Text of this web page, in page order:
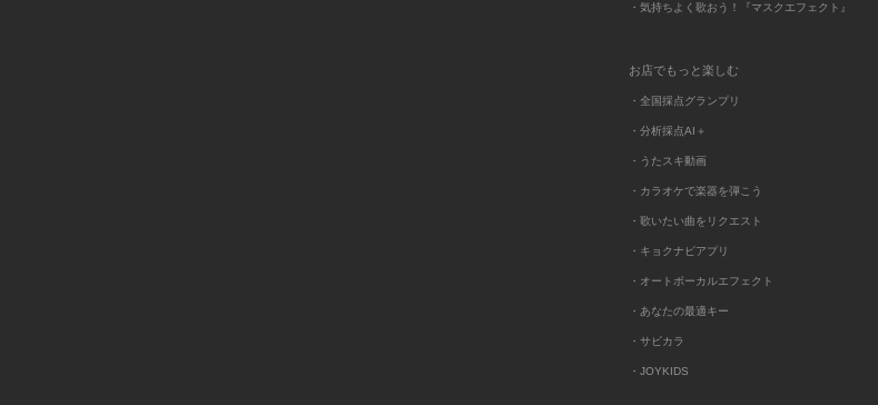
・気持ちよく歌おう！『マスクエフェクト』
お店でもっと楽しむ
・全国採点グランプリ
・分析採点AI＋
・うたスキ動画
・カラオケで楽器を弾こう
・歌いたい曲をリクエスト
・キョクナビアプリ
・オートボーカルエフェクト
・あなたの最適キー
・サビカラ
・JOYKIDS